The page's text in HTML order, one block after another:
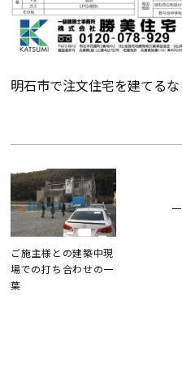
断熱・気密性能と快適性
施工実績
イベント・見学会
明石市で注文住宅を建てる
ご施主様との建築中現
場での打ち合わせの一
葉